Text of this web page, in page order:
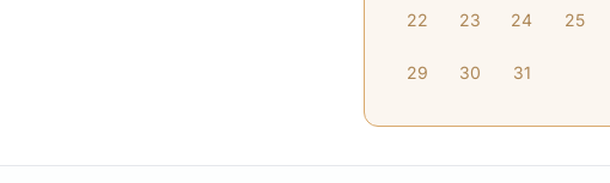
22 23 24 25
29 30 31